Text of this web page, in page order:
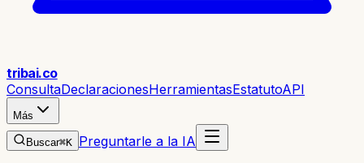
tribai.co
ConsultaDeclaracionesHerramientasEstatutoAPI
Más
Buscar⌘K Preguntarle a la IA